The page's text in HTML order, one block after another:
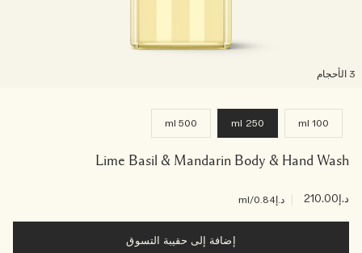
100 ml
250 ml
500 ml
Lime Basil & Mandarin Body & Hand Wash
د.إ210.00 د.إ0.84 /ml
إضافة إلى حقيبة التسوق